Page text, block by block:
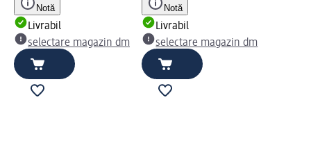
Notă
Livrabil
selectare magazin dm
Notă
Livrabil
selectare magazin dm